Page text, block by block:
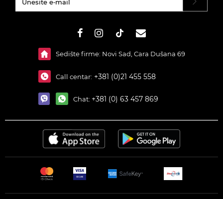
Sedište firme: Novi Sad, Cara Dušana 69
Call centar: +381 (0)21 455 558
Chat: +381 (0) 63 457 869